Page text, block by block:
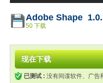
Adobe Shape
50 下载
现在下载
已测试 : 没有间谍软件、广告